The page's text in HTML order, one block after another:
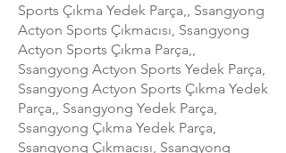
Sports Çıkma Yedek Parça,, Ssangyong
Actyon Sports Çıkmacısı, Ssangyong
Actyon Sports Çıkma Parça,,
Ssangyong Actyon Sports Yedek Parça,
Ssangyong Actyon Sports Çıkma Yedek
Parça,, Ssangyong Yedek Parça,
Ssangyong Çıkma Yedek Parça,
Ssangyong Çıkmacısı, Ssangyong